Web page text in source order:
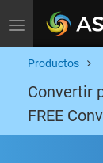
Toggle navigation
Productos
Convertir
FREE